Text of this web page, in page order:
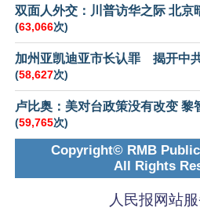
双面人外交：川普访华之际 北京
(63,066次)
加州亚凯迪亚市长认罪 揭开中
(58,627次)
卢比奥：美对台政策没有改变 黎
(59,765次)
Copyright© RMB
All Rights
人民报网站